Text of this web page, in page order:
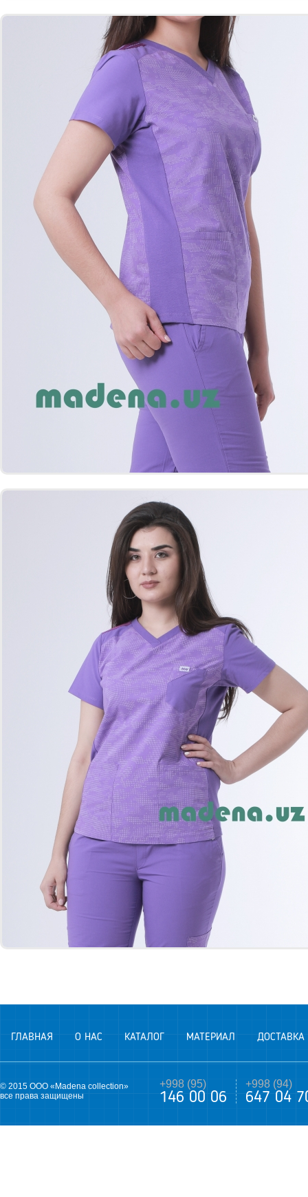
ГЛАВНАЯ О НАС КАТАЛОГ МАТЕРИАЛ ДОСТАВКА
© 2015 ООО «Madena collection»
все права защищены
+998 (95)
146 00 06
+998 (94)
647 04